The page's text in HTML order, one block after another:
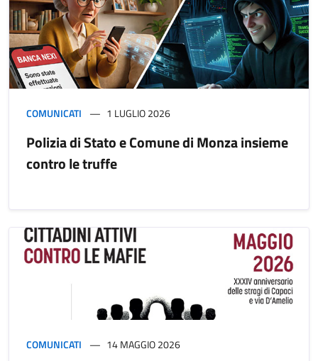
COMUNICATI 1 LUGLIO 2026
Polizia di Stato e Comune di Monza insieme
contro le truffe
COMUNICATI 14 MAGGIO 2026